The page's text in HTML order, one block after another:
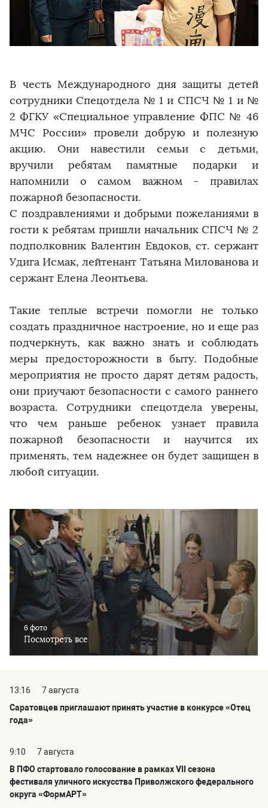
В честь Международного дня защиты детей
сотрудники Спецотдела № 1 и СПСЧ № 1 и №
2 ФГКУ «Специальное управление ФПС № 46
МЧС России» провели добрую и полезную
акцию. Они навестили семьи с детьми,
вручили ребятам памятные подарки и
напомнили о самом важном - правилах
пожарной безопасности.
С поздравлениями и добрыми пожеланиями в
гости к ребятам пришли начальник СПСЧ № 2
подполковник Валентин Евдоков, ст. сержант
Удига Исмак, лейтенант Татьяна Милованова и
сержант Елена Леонтьева.
Такие теплые встречи помогли не только
создать праздничное настроение, но и еще раз
подчеркнуть, как важно знать и соблюдать
меры предосторожности в быту. Подобные
мероприятия не просто дарят детям радость,
они приучают безопасности с самого раннего
возраста. Сотрудники спецотдела уверены,
что чем раньше ребенок узнает правила
пожарной безопасности и научится их
применять, тем надежнее он будет защищен в
любой ситуации.
6 фото
Посмотреть все
13:16
7 августа
Саратовцев приглашают принять участие в конкурсе «Отец
года»
9:10
7 августа
В ПФО стартовало голосование в рамках VII сезона
фестиваля уличного искусства Приволжского федерального
округа «ФормАРТ»